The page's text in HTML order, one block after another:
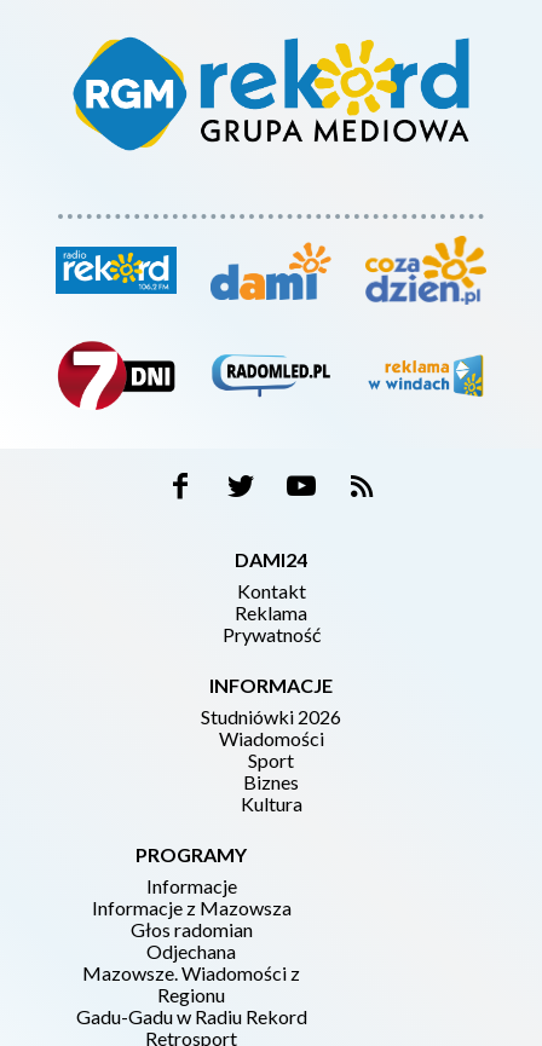
DAMI24
Kontakt
Reklama
Prywatność
INFORMACJE
Studniówki 2026
Wiadomości
Sport
Biznes
Kultura
PROGRAMY
Informacje
Informacje z Mazowsza
Głos radomian
Odjechana
Mazowsze. Wiadomości z
Regionu
Gadu-Gadu w Radiu Rekord
Retrosport